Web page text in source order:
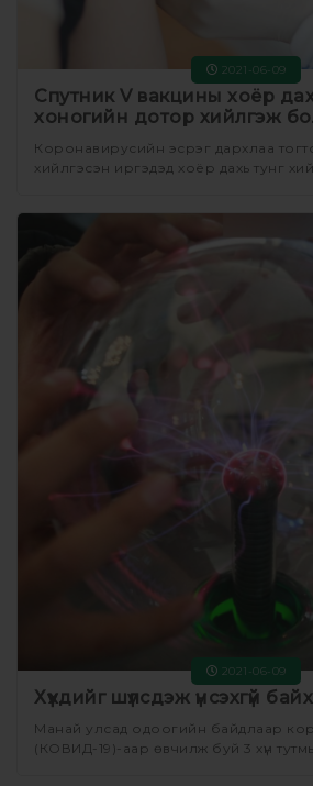
Спутник V вакцины хоёр
хоногийн дотор хийлгэж
2021-06-09
Коронавирусийн эсрэг дархлаа
хийлгэсэн иргэдэд хоёр дахь тунг
Хүүхдийг шүлсдэж үнсэхгүй
2021-06-09
Манай улсад одоогийн байдлаар
(КОВИД-19)-аар өвчилж буй 3 хүн